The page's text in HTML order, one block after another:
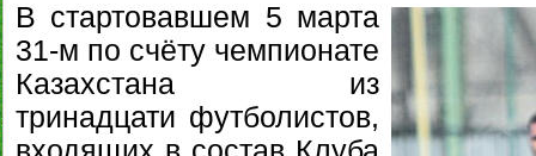
В стартовавшем 5 марта
31-м по счёту чемпионате
Казахстана из
тринадцати футболистов,